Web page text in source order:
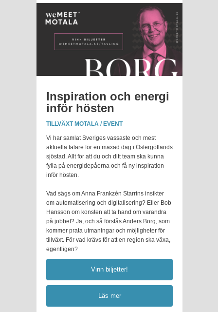
Inspiration och energi
inför hösten
TILLVÄXT MOTALA / EVENT
Vi har samlat Sveriges vassaste och mest
aktuella talare för en maxad dag i Östergötlands
sjöstad. Allt för att du och ditt team ska kunna
fylla på energidepåerna och få ny inspiration
inför hösten.
Vad sägs om Anna Frankzén Starrins insikter
om automatisering och digitalisering? Eller Bob
Hansson om konsten att ta hand om varandra
på jobbet? Ja, och så förstås Anders Borg, som
kommer prata utmaningar och möjligheter för
tillväxt. För vad krävs för att en region ska växa,
egentligen?
Vinn biljetter!
Läs mer